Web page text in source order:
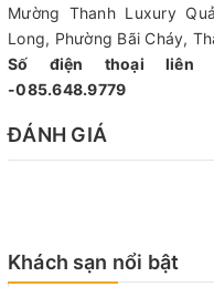
Mường Thanh Luxury
Long, Phường Bãi Cháy,
Số điện thoại liên
-085.648.9779
ĐÁNH GIÁ
Khách sạn nổi bật